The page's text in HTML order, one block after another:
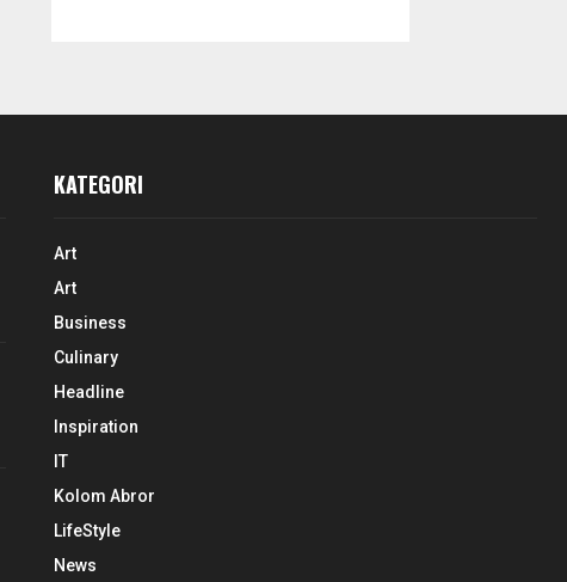
KATEGORI
Art
Art
Business
Culinary
Headline
Inspiration
IT
Kolom Abror
LifeStyle
News